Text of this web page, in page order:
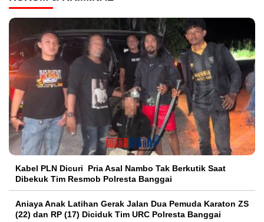
Kabel PLN Dicuri Pria Asal Nambo Tak Berkutik Saat
Dibekuk Tim Resmob Polresta Banggai
Aniaya Anak Latihan Gerak Jalan Dua Pemuda Karaton ZS
(22) dan RP (17) Diciduk Tim URC Polresta Banggai